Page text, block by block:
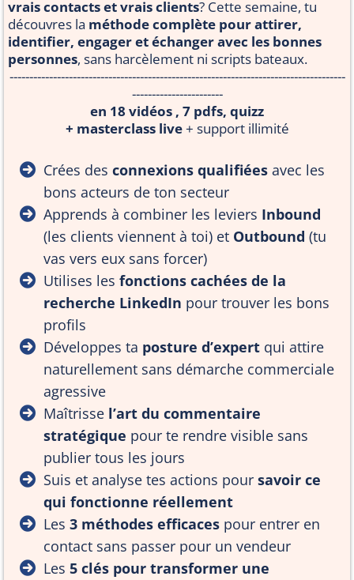
vrais contacts et vrais clients? Cette semaine, tu
découvres la méthode complète pour attirer,
identifier, engager et échanger avec les bonnes
personnes, sans harcèlement ni scripts bateaux.
-------------------------------------------------------------------------------------
-----------------------
en 18 vidéos , 7 pdfs, quizz
+ masterclass live+ support illimité
Crées des connexions qualifiées avec les
bons acteurs de ton secteur
Apprends à combiner les leviers Inbound
(les clients viennent à toi) et Outbound (tu
vas vers eux sans forcer)
Utilises les fonctions cachées de la
recherche LinkedIn pour trouver les bons
profils
Développes ta posture d’expert qui attire
naturellement sans démarche commerciale
agressive
Maîtrisse l’art du commentaire
stratégique pour te rendre visible sans
publier tous les jours
Suis et analyse tes actions pour savoir ce
qui fonctionne réellement
Les 3 méthodes efficaces pour entrer en
contact sans passer pour un vendeur
Les 5 clés pour transformer une